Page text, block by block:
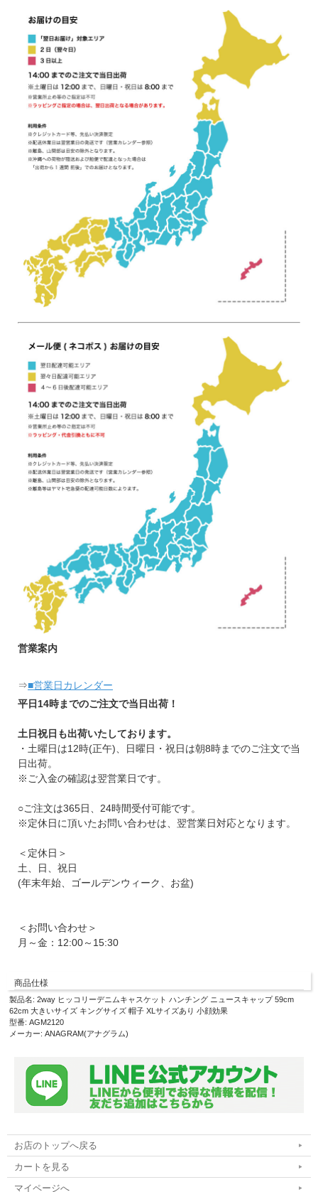
営業案内
⇒■営業日カレンダー
平日14時までのご注文で当日出荷！
土日祝日も出荷いたしております。
・土曜日は12時(正午)、日曜日・祝日は朝8時までのご注文で当
日出荷。
※ご入金の確認は翌営業日です。
○ご注文は365日、24時間受付可能です。
※定休日に頂いたお問い合わせは、翌営業日対応となります。
＜定休日＞
土、日、祝日
(年末年始、ゴールデンウィーク、お盆)
＜お問い合わせ＞
月～金：12:00～15:30
商品仕様
製品名: 2way ヒッコリーデニムキャスケット ハンチング ニュースキャップ 59cm
62cm 大きいサイズ キングサイズ 帽子 XLサイズあり 小顔効果
型番: AGM2120
メーカー: ANAGRAM(アナグラム)
お店のトップへ戻る
カートを見る
マイページへ